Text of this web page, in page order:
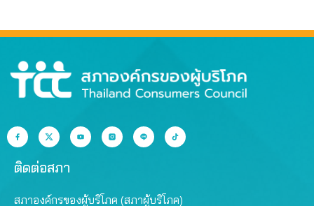
เปิด
ติดต่อสภา
สภาองค์กรของผู้บริโภค (สภาผู้บริโภค)